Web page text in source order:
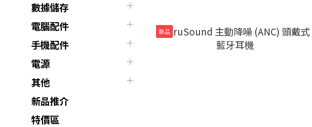
數據儲存
電腦配件
手機配件
電源
其他
新品推介
特價區
新品